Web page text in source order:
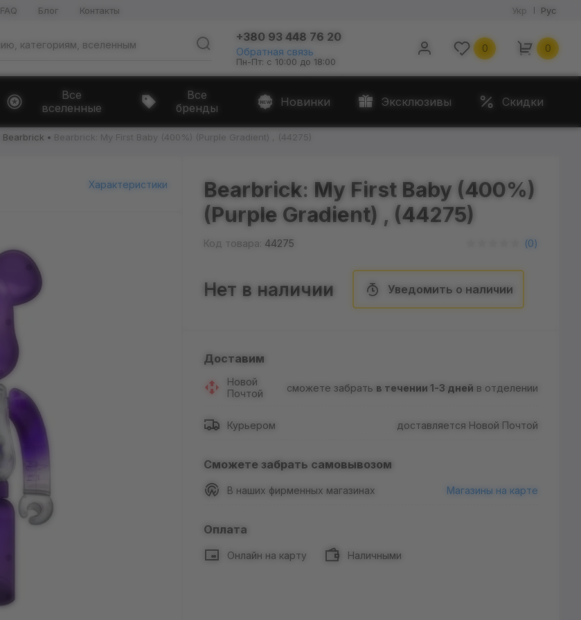
FAQ Блог Контакты Укр Рус
+380 93 448 76 20
Обратная связь
Пн-Пт: с 10:00 до 18:00
0 0
Все
вселенные
Все
бренды
Новинки Эксклюзивы Скидки
Bearbrick Bearbrick: My First Baby (400%) (Purple Gradient) , (44275)
Характеристики
Bearbrick: My First Baby (400%)
(Purple Gradient) , (44275)
Код товара: 44275 (0)
Нет в наличии Уведомить о наличии
Доставим
Новой
Почтой
сможете забрать в течении 1-3 дней в отделении
Курьером доставляется Новой Почтой
Сможете забрать самовывозом
В наших фирменных магазинах Магазины на карте
Оплата
Онлайн на карту Наличными